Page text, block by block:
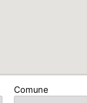
Comune